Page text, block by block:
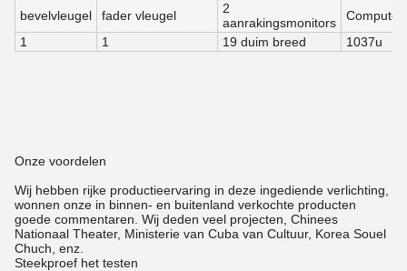
bevelvleugel fader vleugel
2
aanrakingsmonitors
Computer
1
1 19 duim breed 1037u
Onze voordelen
Wij hebben rijke productieervaring in deze ingediende verlichting,
wonnen onze in binnen- en buitenland verkochte producten
goede commentaren. Wij deden veel projecten, Chinees
Nationaal Theater, Ministerie van Cuba van Cultuur, Korea Souel
Chuch, enz.
Steekproef het testen